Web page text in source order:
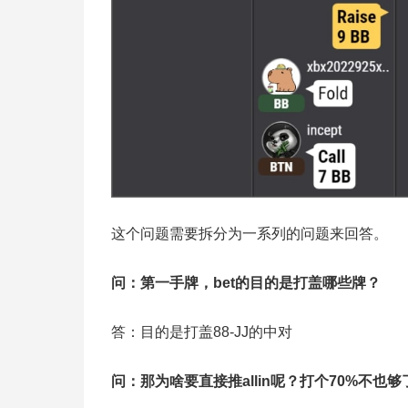
这个问题需要拆分为一系列的问题来回答。
问：第一手牌，bet的目的是打盖哪些牌？
答：目的是打盖88-JJ的中对
问：那为啥要直接推allin呢？打个70%不也够